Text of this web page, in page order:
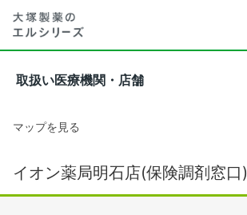
取扱い医療機関・店舗
マップを見る
イオン薬局明石店(保険調剤窓口)